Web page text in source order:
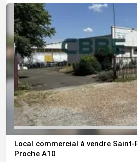
Local commercial à vendre
Proche A10